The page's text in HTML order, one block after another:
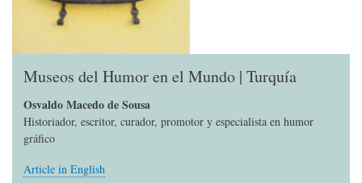
Museos del Humor en el Mundo | Turquía
Osvaldo Macedo de Sousa
Historiador, escritor, curador, promotor y especialista en humor
gráfico
Article in English